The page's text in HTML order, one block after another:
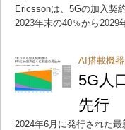
Ericssonは、5Gの加入契
2023年末の40％から2029
AI搭載機
5G人
先行
2024年6月に発行された